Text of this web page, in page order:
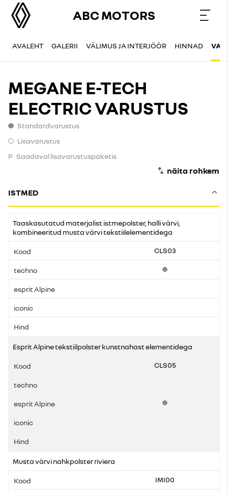
ABC MOTORS
AVALEHT GALERII VÄLIMUS JA INTERJÖÖR HINNAD
MEGANE E-TECH
ELECTRIC VARUSTUS
Standardvarustus
Standardvarustus
Lisavarustus
Lisavarustus
P Saadaval lisavarustuspaketis
ISTMED
Taaskasutatud materjalist istmepolster, halli värvi,
kombineeritud musta värvi tekstiilelementidega
CLS03
Standardvarustus
Esprit Alpine tekstiilpolster kunstnahast elementidega
CLS05
Standardvarustus
Musta värvi nahkpolster riviera
IMI00